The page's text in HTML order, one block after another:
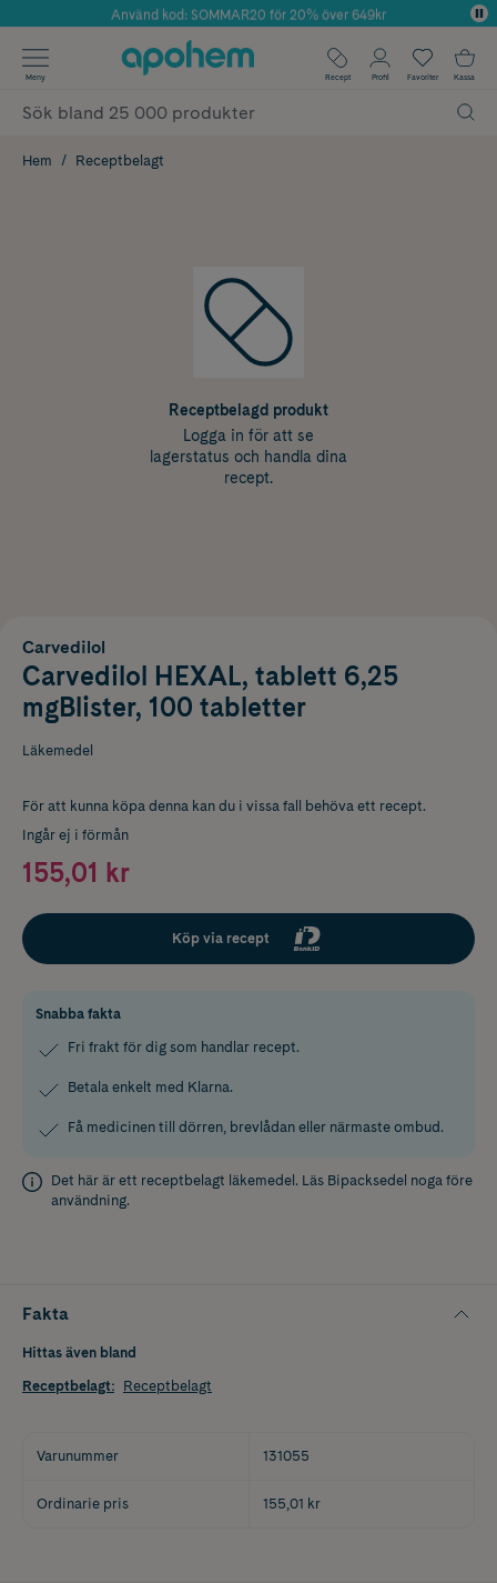
Årets Butik 2025 inom Skönhet
Använd kod: SOMMAR20 för 20% över 649kr
✓ Fri frakt
✓ Poäng på alla köp*
Meny Recept Profil Favoriter Kassa
Hem Receptbelagt
Receptbelagd produkt
Logga in för att se
lagerstatus och handla dina
recept.
Carvedilol
Carvedilol HEXAL, tablett 6,25
mgBlister, 100 tabletter
Läkemedel
För att kunna köpa denna kan du i vissa fall behöva ett recept.
Ingår ej i förmån
155,01 kr
Köp via recept
Snabba fakta
Fri frakt för dig som handlar recept.
Betala enkelt med Klarna.
Få medicinen till dörren, brevlådan eller närmaste ombud.
Det här är ett receptbelagt läkemedel. Läs Bipacksedel noga före
användning.
Fakta
Hittas även bland
Receptbelagt: Receptbelagt
Varunummer 131055
Ordinarie pris 155,01 kr